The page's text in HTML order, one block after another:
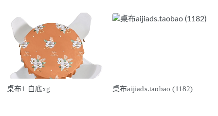
桌布1 白底xg 桌布aijiads.taobao (1182)